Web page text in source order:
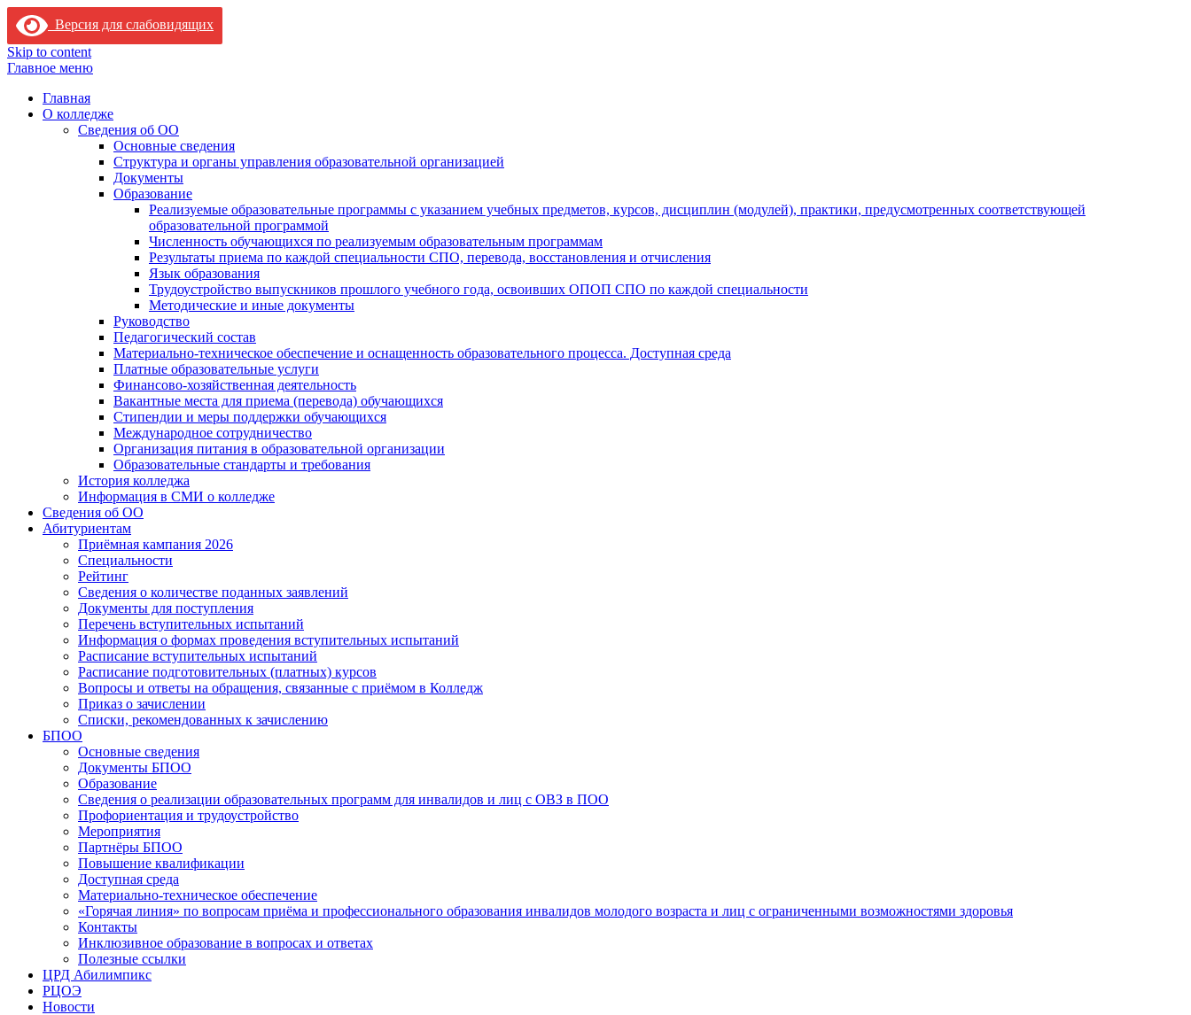
Версия для слабовидящих
Skip to content
Главное меню
Главная
О колледже
Сведения об ОО
Основные сведения
Структура и органы управления образовательной организацией
Документы
Образование
Реализуемые образовательные программы с указанием учебных предметов, курсов, дисциплин (модулей), практики, предусмотренных соответствующей
образовательной программой
Численность обучающихся по реализуемым образовательным программам
Результаты приема по каждой специальности СПО, перевода, восстановления и отчисления
Язык образования
Трудоустройство выпускников прошлого учебного года, освоивших ОПОП СПО по каждой специальности
Методические и иные документы
Руководство
Педагогический состав
Материально-техническое обеспечение и оснащенность образовательного процесса. Доступная среда
Платные образовательные услуги
Финансово-хозяйственная деятельность
Вакантные места для приема (перевода) обучающихся
Стипендии и меры поддержки обучающихся
Международное сотрудничество
Организация питания в образовательной организации
Образовательные стандарты и требования
История колледжа
Информация в СМИ о колледже
Сведения об ОО
Абитуриентам
Приёмная кампания 2026
Специальности
Рейтинг
Сведения о количестве поданных заявлений
Документы для поступления
Перечень вступительных испытаний
Информация о формах проведения вступительных испытаний
Расписание вступительных испытаний
Расписание подготовительных (платных) курсов
Вопросы и ответы на обращения, связанные с приёмом в Колледж
Приказ о зачислении
Списки, рекомендованных к зачислению
БПОО
Основные сведения
Документы БПОО
Образование
Сведения о реализации образовательных программ для инвалидов и лиц с ОВЗ в ПОО
Профориентация и трудоустройство
Мероприятия
Партнёры БПОО
Повышение квалификации
Доступная среда
Материально-техническое обеспечение
«Горячая линия» по вопросам приёма и профессионального образования инвалидов молодого возраста и лиц с ограниченными возможностями здоровья
Контакты
Инклюзивное образование в вопросах и ответах
Полезные ссылки
ЦРД Абилимпикс
РЦОЭ
Новости